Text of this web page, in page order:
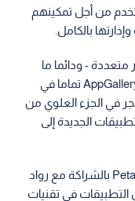
من أجل تمكينهم
بالكامل.
متعددة - ودائما ما
تسرد أصل المصدر. تم دمج متجر AppGallery Huawei تماما في
في الجزء العلوي من
الجديدة إلى
تم إنشاء أداة Petal Search Widget - Find Apps بالشراكة مع رواد
في تقنيات